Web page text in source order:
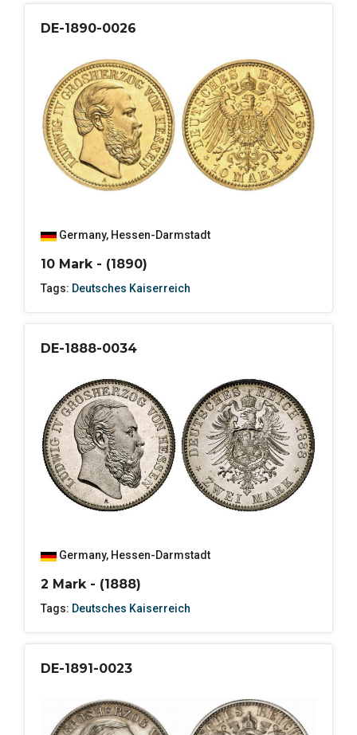
DE-1890-0026
Germany, Hessen-Darmstadt
10 Mark - (1890)
Tags: Deutsches Kaiserreich
DE-1888-0034
Germany, Hessen-Darmstadt
2 Mark - (1888)
Tags: Deutsches Kaiserreich
DE-1891-0023